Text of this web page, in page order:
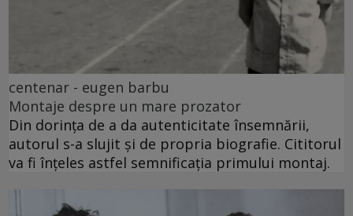
centenar - eugen barbu
Montaje despre un mare prozator
Din dorința de a da autenticitate însemnării,
autorul s-a slujit și de propria biografie. Cititorul
va fi înțeles astfel semnificația primului montaj.